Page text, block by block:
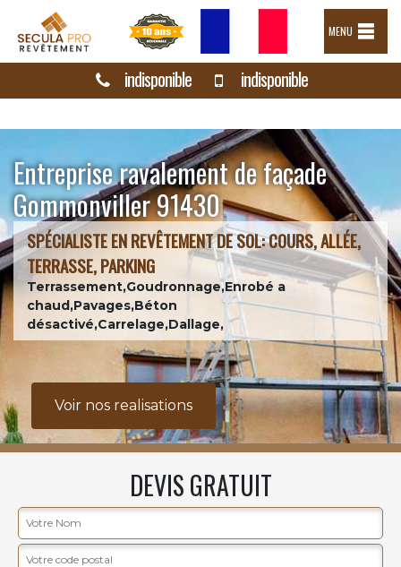
MENU
indisponible indisponible
Entreprise ravalement de façade
Gommonviller 91430
SPÉCIALISTE EN REVÊTEMENT DE SOL: COURS, ALLÉE,
TERRASSE, PARKING
Terrassement,Goudronnage,Enrobé a
chaud,Pavages,Béton
désactivé,Carrelage,Dallage,
Voir nos realisations
DEVIS GRATUIT